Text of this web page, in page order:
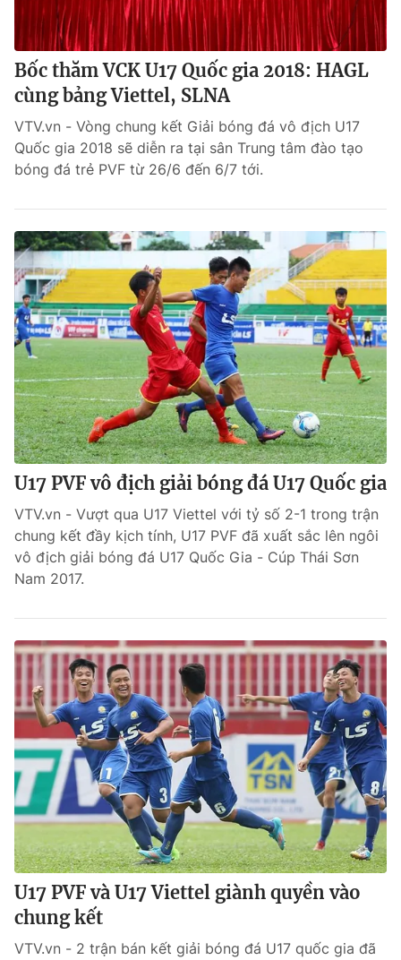
Bốc thăm VCK U17 Quốc gia 2018: HAGL
cùng bảng Viettel, SLNA
VTV.vn - Vòng chung kết Giải bóng đá vô địch U17
Quốc gia 2018 sẽ diễn ra tại sân Trung tâm đào tạo
bóng đá trẻ PVF từ 26/6 đến 6/7 tới.
U17 PVF vô địch giải bóng đá U17 Quốc gia
VTV.vn - Vượt qua U17 Viettel với tỷ số 2-1 trong trận
chung kết đầy kịch tính, U17 PVF đã xuất sắc lên ngôi
vô địch giải bóng đá U17 Quốc Gia - Cúp Thái Sơn
Nam 2017.
U17 PVF và U17 Viettel giành quyền vào
chung kết
VTV.vn - 2 trận bán kết giải bóng đá U17 quốc gia đã